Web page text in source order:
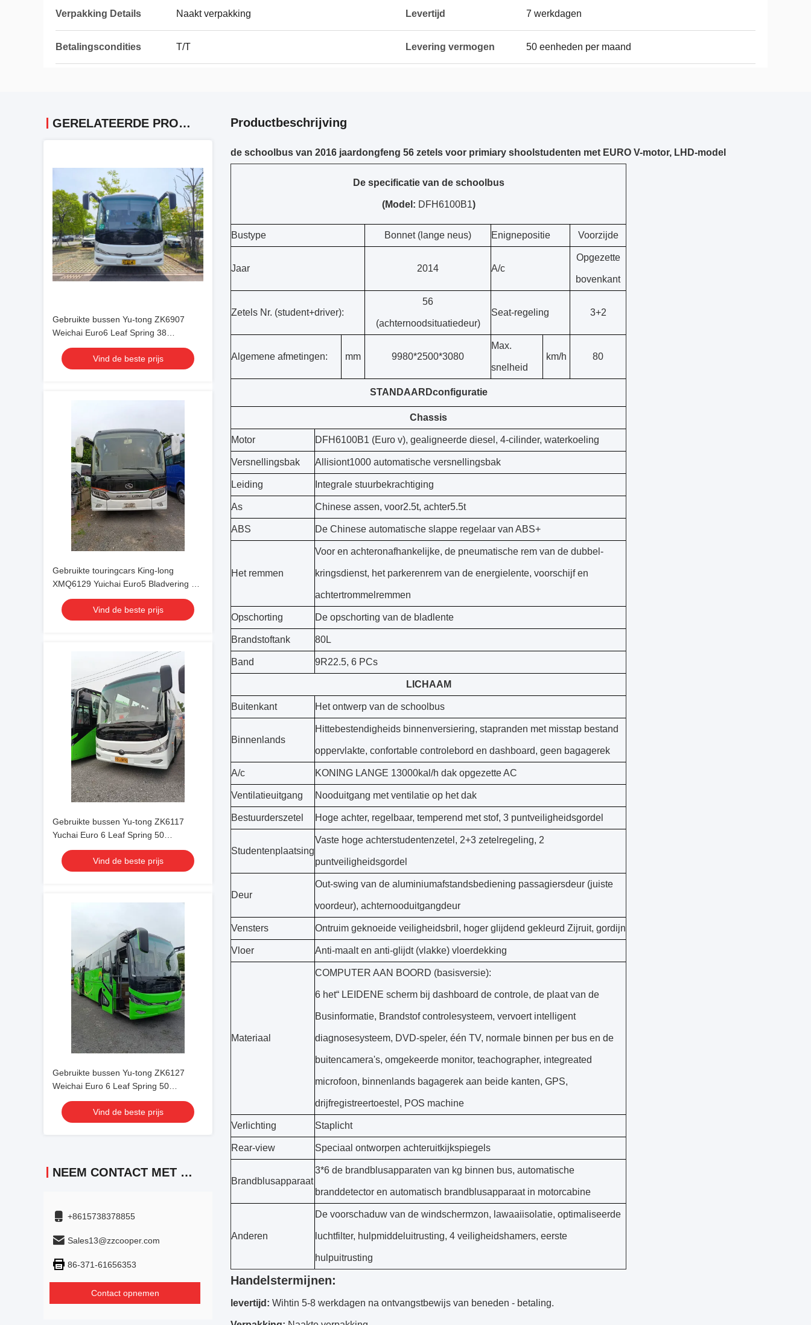
Verpakking Details Naakt verpakking Levertijd 7 werkdagen
Betalingscondities T/T Levering vermogen 50 eenheden per maand
GERELATEERDE PRODUCTEN
Gebruikte bussen Yu-tong ZK6907
Weichai Euro6 Leaf Spring 38
zitplaatsen 2023 jaar Lux Transport
met airconditioning Voor pendel of
lange afstand
Vind de beste prijs
Gebruikte touringcars King-long
XMQ6129 Yuichai Euro5 Bladvering 54
zitplaatsen Luxe transport uit 2021 met
airconditioning voor shuttle of lange
afstand
Vind de beste prijs
Gebruikte bussen Yu-tong ZK6117
Yuchai Euro 6 Leaf Spring 50
zitplaatsen 2023 jaar Lux Transport
met airconditioning Voor pendel of
lange afstand
Vind de beste prijs
Gebruikte bussen Yu-tong ZK6127
Weichai Euro 6 Leaf Spring 50
zitplaatsen 2023 jaar Lux Transport
met airconditioning Voor pendel of
lange afstand
Vind de beste prijs
NEEM CONTACT MET ONS OP
+8615738378855
Sales13@zzcooper.com
86-371-61656353
Contact opnemen
Productbeschrijving
de schoolbus van 2016 jaardongfeng 56 zetels voor primiary shoolstudenten met EURO V-motor, LHD-model
De specificatie van de schoolbus
(Model: DFH6100B1)
Bustype Bonnet (lange neus) Enignepositie Voorzijde
Jaar 2014 A/c
Opgezette
bovenkant
Zetels Nr. (student+driver):
56
(achternoodsituatiedeur)
Seat-regeling 3+2
Algemene afmetingen: mm 9980*2500*3080
Max.
snelheid
km/h 80
STANDAARDconfiguratie
Chassis
Motor DFH6100B1 (Euro v), gealigneerde diesel, 4-cilinder, waterkoeling
Versnellingsbak Allisiont1000 automatische versnellingsbak
Leiding Integrale stuurbekrachtiging
As Chinese assen, voor2.5t, achter5.5t
ABS De Chinese automatische slappe regelaar van ABS+
Het remmen
Voor en achteronafhankelijke, de pneumatische rem van de dubbel-
kringsdienst, het parkerenrem van de energielente, voorschijf en
achtertrommelremmen
Opschorting De opschorting van de bladlente
Brandstoftank 80L
Band 9R22.5, 6 PCs
LICHAAM
Buitenkant Het ontwerp van de schoolbus
Binnenlands
Hittebestendigheids binnenversiering, stapranden met misstap bestand
oppervlakte, confortable controlebord en dashboard, geen bagagerek
A/c KONING LANGE 13000kal/h dak opgezette AC
Ventilatieuitgang Nooduitgang met ventilatie op het dak
Bestuurderszetel Hoge achter, regelbaar, temperend met stof, 3 puntveiligheidsgordel
Studentenplaatsing
Vaste hoge achterstudentenzetel, 2+3 zetelregeling, 2
puntveiligheidsgordel
Deur
Out-swing van de aluminiumafstandsbediening passagiersdeur (juiste
voordeur), achternooduitgangdeur
Vensters Ontruim geknoeide veiligheidsbril, hoger glijdend gekleurd Zijruit, gordijn
Vloer Anti-maalt en anti-glijdt (vlakke) vloerdekking
Materiaal
COMPUTER AAN BOORD (basisversie):
6 het“ LEIDENE scherm bij dashboard de controle, de plaat van de
Businformatie, Brandstof controlesysteem, vervoert intelligent
diagnosesysteem, DVD-speler, één TV, normale binnen per bus en de
buitencamera's, omgekeerde monitor, teachographer, integreated
microfoon, binnenlands bagagerek aan beide kanten, GPS,
drijfregistreertoestel, POS machine
Verlichting Staplicht
Rear-view Speciaal ontworpen achteruitkijkspiegels
Brandblusapparaat
3*6 de brandblusapparaten van kg binnen bus, automatische
branddetector en automatisch brandblusapparaat in motorcabine
Anderen
De voorschaduw van de windschermzon, lawaaiisolatie, optimaliseerde
luchtfilter, hulpmiddeluitrusting, 4 veiligheidshamers, eerste
hulpuitrusting
Handelstermijnen:
levertijd: Wihtin 5-8 werkdagen na ontvangstbewijs van beneden - betaling.